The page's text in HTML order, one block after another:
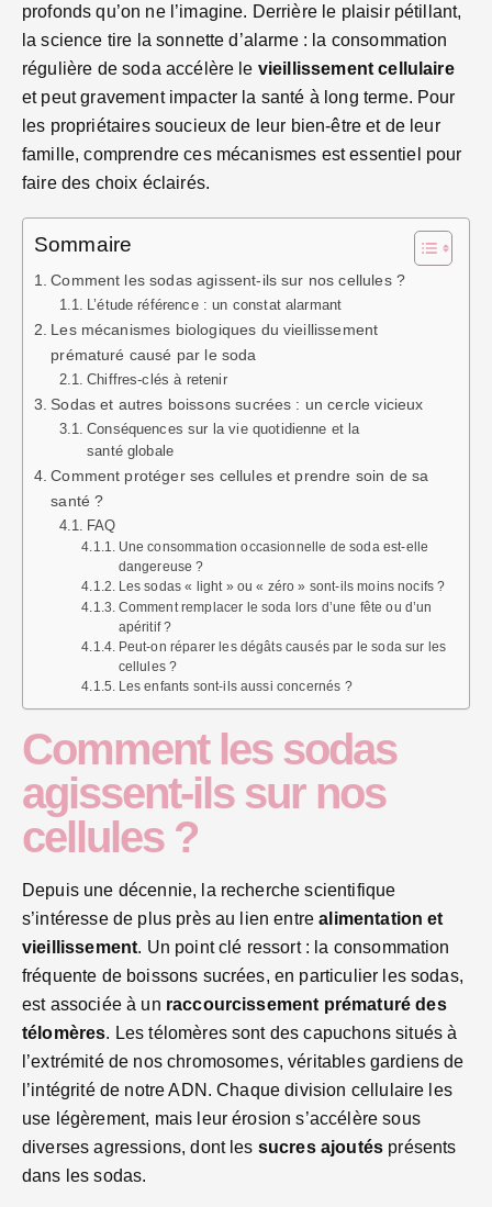
profonds qu’on ne l’imagine. Derrière le plaisir pétillant,
la science tire la sonnette d’alarme : la consommation
régulière de soda accélère le vieillissement cellulaire
et peut gravement impacter la santé à long terme. Pour
les propriétaires soucieux de leur bien-être et de leur
famille, comprendre ces mécanismes est essentiel pour
faire des choix éclairés.
Sommaire
Comment les sodas agissent-ils sur nos cellules ?
L’étude référence : un constat alarmant
Les mécanismes biologiques du vieillissement
prématuré causé par le soda
Chiffres-clés à retenir
Sodas et autres boissons sucrées : un cercle vicieux
Conséquences sur la vie quotidienne et la
santé globale
Comment protéger ses cellules et prendre soin de sa
santé ?
FAQ
Une consommation occasionnelle de soda est-elle
dangereuse ?
Les sodas « light » ou « zéro » sont-ils moins nocifs ?
Comment remplacer le soda lors d’une fête ou d’un
apéritif ?
Peut-on réparer les dégâts causés par le soda sur les
cellules ?
Les enfants sont-ils aussi concernés ?
Comment les sodas
agissent-ils sur nos
cellules ?
Depuis une décennie, la recherche scientifique
s’intéresse de plus près au lien entrealimentation et
vieillissement. Un point clé ressort : la consommation
fréquente de boissons sucrées, en particulier les sodas,
est associée à un raccourcissement prématuré des
télomères. Les télomères sont des capuchons situés à
l’extrémité de nos chromosomes, véritables gardiens de
l’intégrité de notre ADN. Chaque division cellulaire les
use légèrement, mais leur érosion s’accélère sous
diverses agressions, dont les sucres ajoutés présents
dans les sodas.